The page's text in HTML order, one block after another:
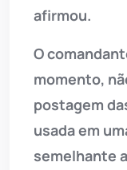
afirmou.
O
momento,
postagem
usada em
semelhante